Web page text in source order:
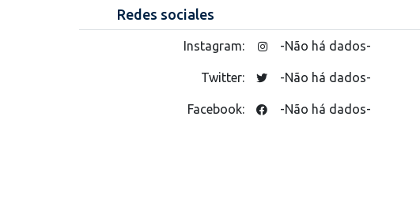
Redes sociales
Instagram: -Não há dados-
Twitter: -Não há dados-
Facebook: -Não há dados-